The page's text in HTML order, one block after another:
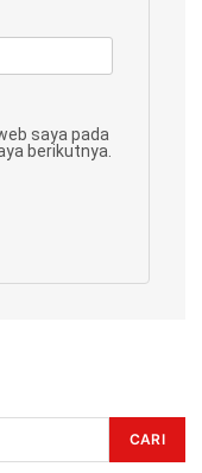
saya pada
berikutnya.
CARI